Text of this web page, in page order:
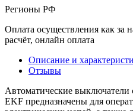
Регионы РФ
Оплата осуществления как за
расчёт, онлайн оплата
Описание и
Отзывы
Автоматические
EKF предназначены для